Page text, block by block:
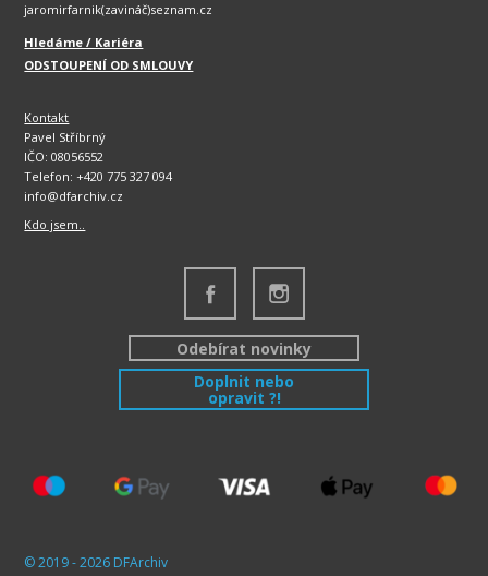
jaromirfarnik(zavináč)seznam.cz
Hledáme / Kariéra
ODSTOUPENÍ OD SMLOUVY
Kontakt
Pavel Stříbrný
IČO: 08056552
Telefon: +420 775 327 094
info@dfarchiv.cz
Kdo jsem..
Odebírat novinky
Doplnit nebo
opravit ?!
© 2019 - 2026 DFArchiv